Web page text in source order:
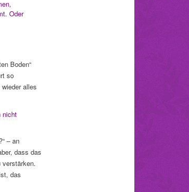
Oder
Boden“
so
alles
nicht
– an
dass das
das